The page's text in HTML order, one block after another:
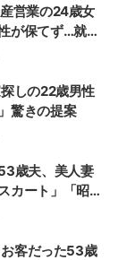
営業の24歳女
が保てず…就寝
しの22歳男性
驚きの提案
歳夫、美人妻
カート」「昭和
客だった53歳